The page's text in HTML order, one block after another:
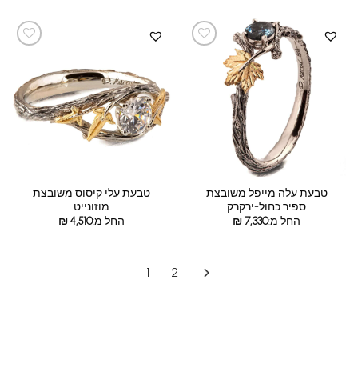
טבעת עלה מייפל משובצת
ספיר כחול-ירקרק
החל מ:
₪7,330
טבעת עלי קיסוס משובצת
מוזונייט
החל מ:
₪4,510
1 2